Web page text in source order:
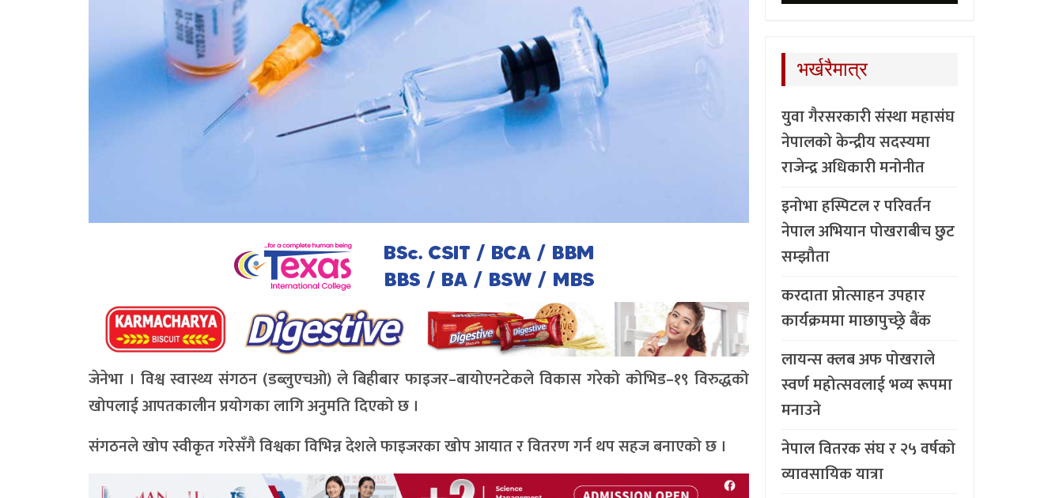
जेनेभा । विश्व स्वास्थ्य संगठन (डब्लुएचओ) ले बिहीबार फाइजर–बायोएनटेकले विकास गरेको कोभिड–१९ विरुद्धको
खोपलाई आपतकालीन प्रयोगका लागि अनुमति दिएको छ ।
संगठनले खोप स्वीकृत गरेसँगै विश्वका विभिन्न देशले फाइजरका खोप आयात र वितरण गर्न थप सहज बनाएको छ ।
भर्खरैमात्र
युवा गैरसरकारी संस्था महासंघ
नेपालको केन्द्रीय सदस्यमा
राजेन्द्र अधिकारी मनोनीत
इनोभा हस्पिटल र परिवर्तन
नेपाल अभियान पोखराबीच छुट
सम्झौता
करदाता प्रोत्साहन उपहार
कार्यक्रममा माछापुच्छ्र्रे बैंक
लायन्स क्लब अफ पोखराले
स्वर्ण महोत्सवलाई भव्य रूपमा
मनाउने
नेपाल वितरक संघ र २५ वर्षको
व्यावसायिक यात्रा